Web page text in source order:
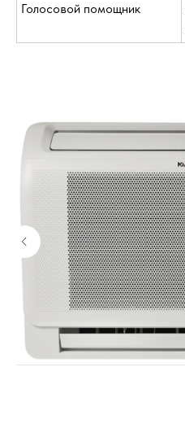
Голосовой помощник